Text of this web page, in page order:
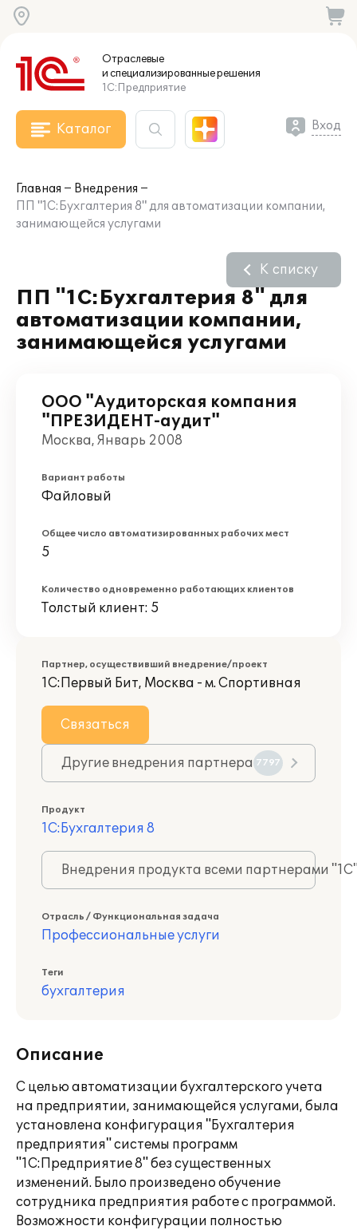
Отраслевые
и специализированныерешения
1С:Предприятие
Каталог Вход
Главная
Внедрения
ПП "1С:Бухгалтерия 8" для автоматизации компании,
занимающейся услугами
ПП "1С:Бухгалтерия 8" для
автоматизации компании,
занимающейся услугами
К списку
ООО "Аудиторская компания
"ПРЕЗИДЕНТ-аудит"
Москва, Январь 2008
Вариант работы
Файловый
Общее число автоматизированных рабочих мест
5
Количество одновременно работающих клиентов
Толстый клиент: 5
Партнер, осуществивший внедрение/проект
1С:Первый Бит, Москва - м. Спортивная
Связаться
Другие внедрения партнера 7797
Продукт
1С:Бухгалтерия 8
Внедрения продукта всеми партнерами
Отрасль / Функциональная задача
Профессиональные услуги
Теги
бухгалтерия
Описание
С целью автоматизации бухгалтерского учета
на предприятии, занимающейся услугами, была
установлена конфигурация "Бухгалтерия
предприятия" системы программ
"1С:Предприятие 8" без существенных
изменений. Было произведено обучение
сотрудника предприятия работе с программой.
Возможности конфигурации полностью